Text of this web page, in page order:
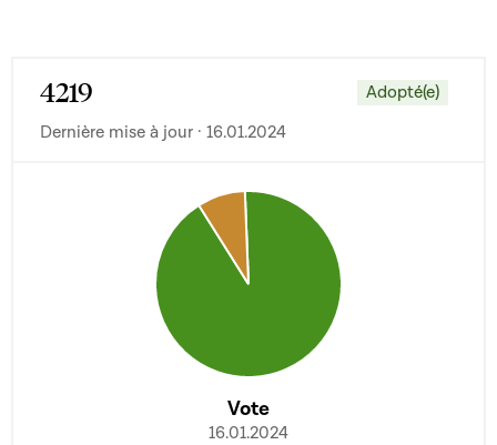
4219
Adopté(e)
Dernière mise à jour · 16.01.2024
Vote
16.01.2024